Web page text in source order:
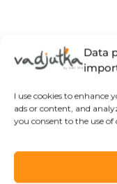
Data
I use cookies to enhance
ads or content, and
you consent to the use of